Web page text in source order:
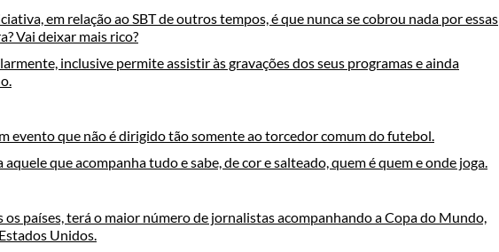
em relação ao SBT de outros tempos, é que nunca se cobrou nada por essas
Vai deixar mais rico?
inclusive permite assistir às gravações dos seus programas e ainda
evento que não é dirigido tão somente ao torcedor comum do futebol.
aquele que acompanha tudo e sabe, de cor e salteado, quem é quem e onde joga.
países, terá o maior número de jornalistas acompanhando a Copa do Mundo,
Unidos.